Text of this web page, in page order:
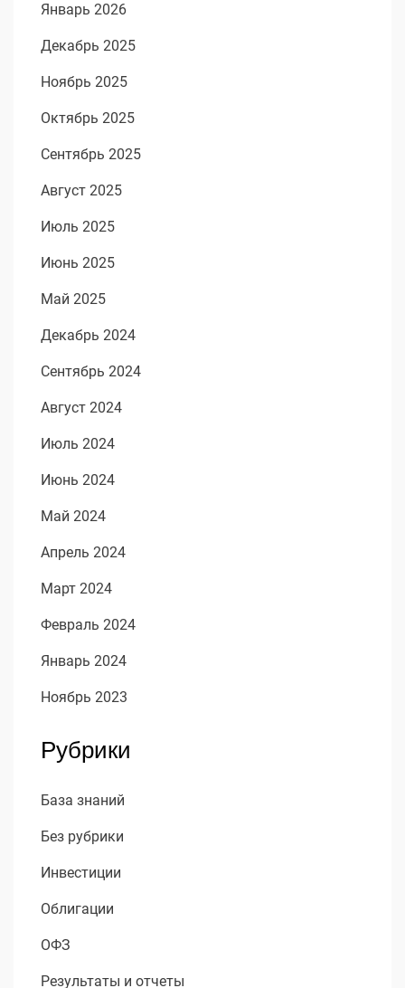
Январь 2026
Декабрь 2025
Ноябрь 2025
Октябрь 2025
Сентябрь 2025
Август 2025
Июль 2025
Июнь 2025
Май 2025
Декабрь 2024
Сентябрь 2024
Август 2024
Июль 2024
Июнь 2024
Май 2024
Апрель 2024
Март 2024
Февраль 2024
Январь 2024
Ноябрь 2023
Рубрики
База знаний
Без рубрики
Инвестиции
Облигации
ОФЗ
Результаты и отчеты